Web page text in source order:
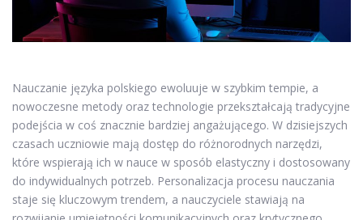
Nauczanie języka polskiego ewoluuje w szybkim tempie, a
nowoczesne metody oraz technologie przekształcają tradycyjne
podejścia w coś znacznie bardziej angażującego. W dzisiejszych
czasach uczniowie mają dostęp do różnorodnych narzędzi,
które wspierają ich w nauce w sposób elastyczny i dostosowany
do indywidualnych potrzeb. Personalizacja procesu nauczania
staje się kluczowym trendem, a nauczyciele stawiają na